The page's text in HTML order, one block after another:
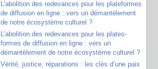
L’abolition des redevances pour les plateformes
de diffusion en ligne : vers un démantèlement
de notre écosystème culturel ?
L’abolition des redevances pour les plates-
formes de diffusion en ligne : vers un
démantèlement de notre écosystème culturel ?
Vérité, justice, réparations : les clés d’une paix